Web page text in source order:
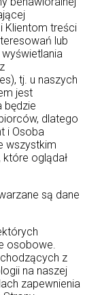
Klientom treści
lub
tj. u naszych
jest
będzie
dlatego
i Osoba
wszystkim
które oglądał
są dane
osobowe.
z
na naszej
zapewnienia